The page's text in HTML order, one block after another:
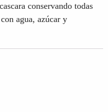
conservando todas
agua, azúcar y